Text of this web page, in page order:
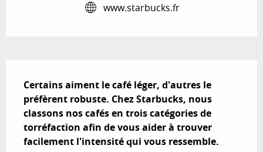
www.starbucks.fr
Certains aiment le café léger, d'autres le
préfèrent robuste. Chez Starbucks, nous
classons nos cafés en trois catégories de
torréfaction afin de vous aider à trouver
facilement l'intensité qui vous ressemble.